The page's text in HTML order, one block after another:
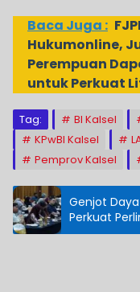
Baca Juga :
Hukumonline,
Perempuan
untuk Perkuat
Tag: BI Kalsel
KPwBI Kalsel
Pemprov Kalsel
Genjot
Perkuat